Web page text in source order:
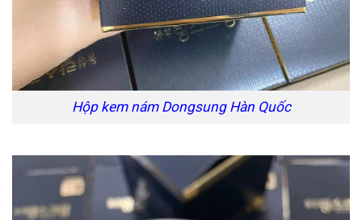
Hộp kem nám Dongsung Hàn Quốc